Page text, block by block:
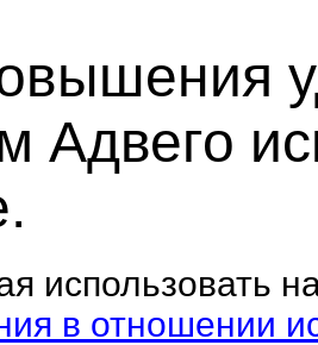
Адвего
использовать
в отношении